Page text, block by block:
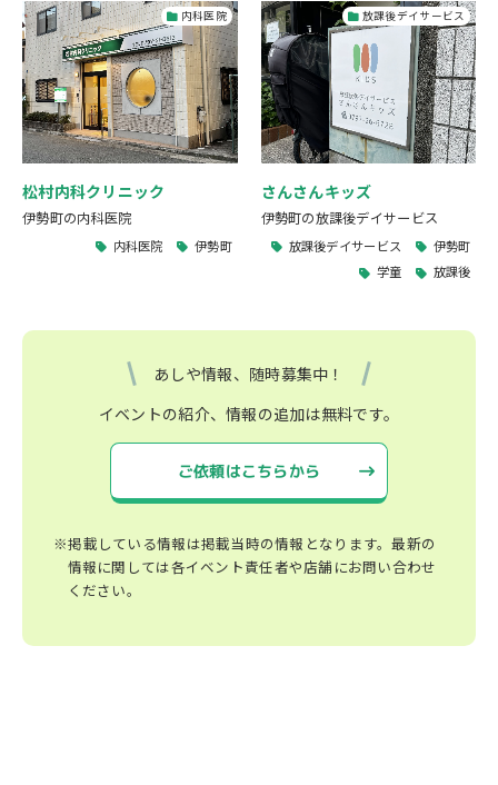
内科医院
松村内科クリニック
伊勢町の内科医院
内科医院 伊勢町
放課後デイサービス
さんさんキッズ
伊勢町の放課後デイサービス
放課後デイサービス
伊勢町
学童
放課後
あしや情報、随時募集中！
イベントの紹介、情報の追加は無料です。
ご依頼はこちらから
※掲載している情報は掲載当時の情報となります。最新の
情報に関しては各イベント責任者や店舗にお問い合わせ
ください。